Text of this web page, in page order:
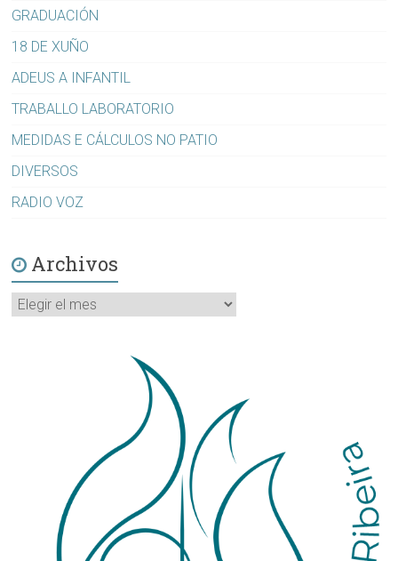
GRADUACIÓN
18 DE XUÑO
ADEUS A INFANTIL
TRABALLO LABORATORIO
MEDIDAS E CÁLCULOS NO PATIO
DIVERSOS
RADIO VOZ
Archivos
Archivos